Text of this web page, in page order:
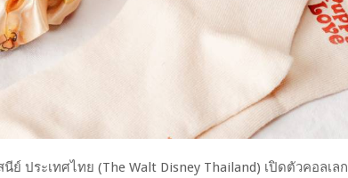
ย์ ประเทศไทย (The Walt Disney Thailand) เปิดตัวคอลเลก